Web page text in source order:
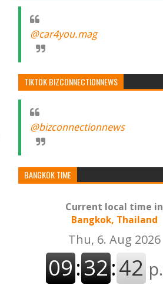
@car4you.mag
TIKTOK BIZCONNECTIONNEWS
@bizconnectionnews
BANGKOK TIME
Current local time in
Bangkok, Thailand